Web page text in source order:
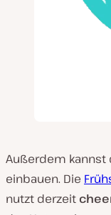
Außerdem kannst
einbauen. Die
nutzt derzeit